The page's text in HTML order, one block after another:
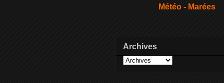
Météo - Marées
Archives